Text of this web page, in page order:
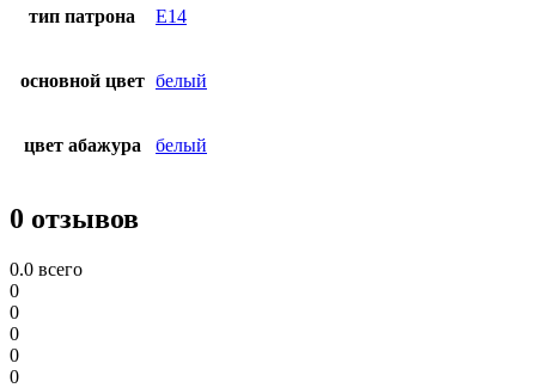
тип патрона E14
основной цвет белый
цвет абажура белый
0 отзывов
0.0 всего
0
0
0
0
0